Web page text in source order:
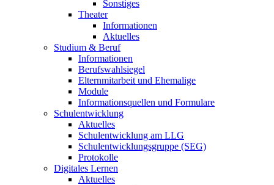
Sonstiges
Theater
Informationen
Aktuelles
Studium & Beruf
Informationen
Berufswahlsiegel
Elternmitarbeit und Ehemalige
Module
Informationsquellen und Formulare
Schulentwicklung
Aktuelles
Schulentwicklung am LLG
Schulentwicklungsgruppe (SEG)
Protokolle
Digitales Lernen
Aktuelles